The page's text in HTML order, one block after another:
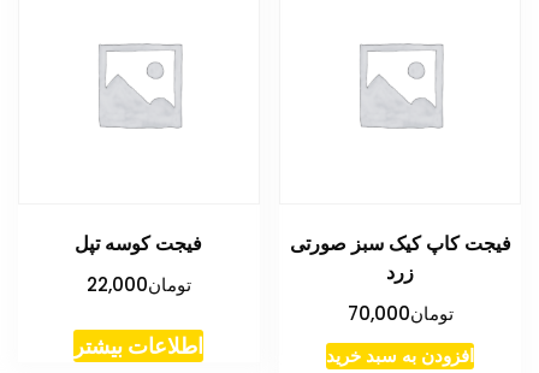
فیجت کاپ کیک سبز صورتی
زرد
تومان70,000
افزودن به سبد خرید
فیجت کوسه تپل
تومان22,000
اطلاعات بیشتر